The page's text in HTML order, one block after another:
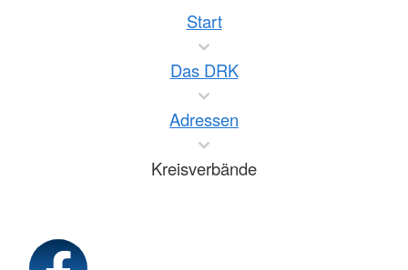
Start
Das DRK
Adressen
Kreisverbände